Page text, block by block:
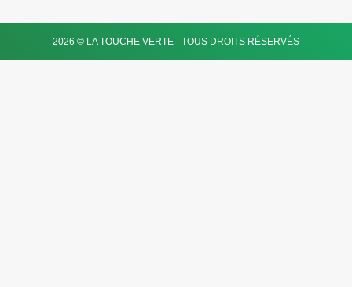
2026 © LA TOUCHE VERTE - TOUS DROITS RÉSERVÉS